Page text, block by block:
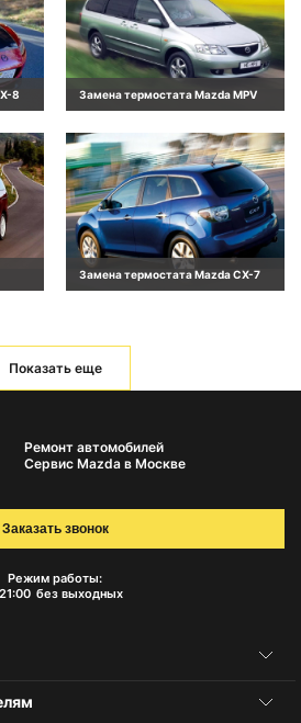
8 Замена термостата Mazda MPV
Замена термостата Mazda CX-7
Показать еще
Ремонт автомобилей
Сервис Mazda в Москве
Режим работы:
без выходных
Заказать звонок